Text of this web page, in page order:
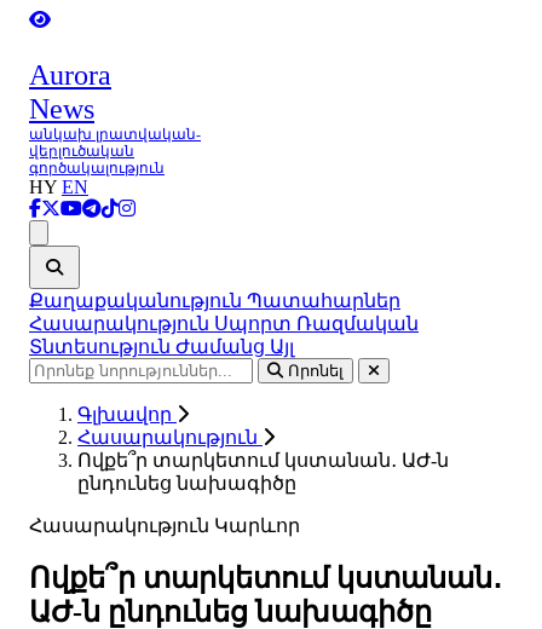
Aurora
News
անկախ լրատվական-
վերլուծական
գործակալություն
HY EN
Քաղաքականություն Պատահարներ
Հասարակություն Սպորտ Ռազմական
Տնտեսություն Ժամանց Այլ
Որոնել
Գլխավոր
Հասարակություն
Ովքե՞ր տարկետում կստանան․ ԱԺ-ն
ընդունեց նախագիծը
Հասարակություն Կարևոր
Ովքե՞ր տարկետում կստանան․
ԱԺ-ն ընդունեց նախագիծը